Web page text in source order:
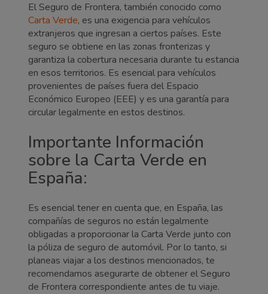
El Seguro de Frontera, también conocido como
Carta Verde, es una exigencia para vehículos
extranjeros que ingresan a ciertos países. Este
seguro se obtiene en las zonas fronterizas y
garantiza la cobertura necesaria durante tu estancia
en esos territorios. Es esencial para vehículos
provenientes de países fuera del Espacio
Económico Europeo (EEE) y es una garantía para
circular legalmente en estos destinos.
Importante Información
sobre la Carta Verde en
España:
Es esencial tener en cuenta que, en España, las
compañías de seguros no están legalmente
obligadas a proporcionar la Carta Verde junto con
la póliza de seguro de automóvil. Por lo tanto, si
planeas viajar a los destinos mencionados, te
recomendamos asegurarte de obtener el Seguro
de Frontera correspondiente antes de tu viaje.